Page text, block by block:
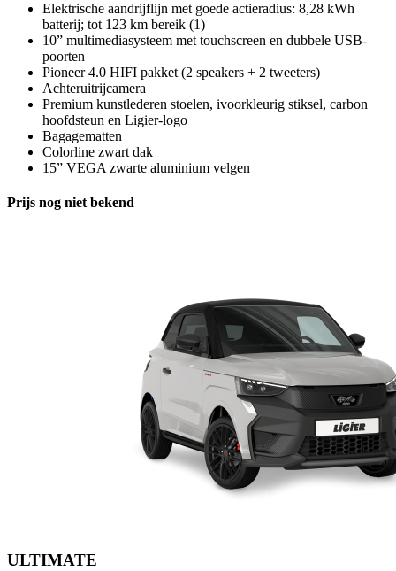
Elektrische aandrijflijn met goede actieradius: 8,28 kWh
batterij; tot 123 km bereik (1)
10” multimediasysteem met touchscreen en dubbele USB-
poorten
Pioneer 4.0 HIFI pakket (2 speakers + 2 tweeters)
Achteruitrijcamera
Premium kunstlederen stoelen, ivoorkleurig stiksel, carbon
hoofdsteun en Ligier-logo
Bagagematten
Colorline zwart dak
15” VEGA zwarte aluminium velgen
Prijs nog niet bekend
ULTIMATE